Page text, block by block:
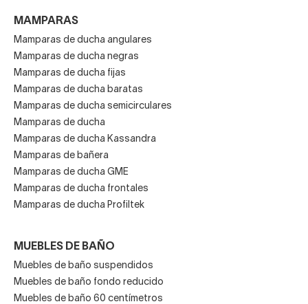
MAMPARAS
Mamparas de ducha angulares
Mamparas de ducha negras
Mamparas de ducha fijas
Mamparas de ducha baratas
Mamparas de ducha semicirculares
Mamparas de ducha
Mamparas de ducha Kassandra
Mamparas de bañera
Mamparas de ducha GME
Mamparas de ducha frontales
Mamparas de ducha Profiltek
MUEBLES DE BAÑO
Muebles de baño suspendidos
Muebles de baño fondo reducido
Muebles de baño 60 centímetros